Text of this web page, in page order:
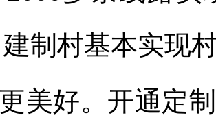
制村基本实现
美好。开通定